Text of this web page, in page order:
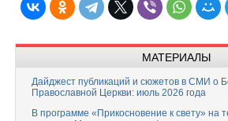
МАТЕРИАЛЫ
Дайджест публикаций и сюжетов в СМИ о
Православной Церкви: июль 2026 года
В программе «Прикосновение к свету» на